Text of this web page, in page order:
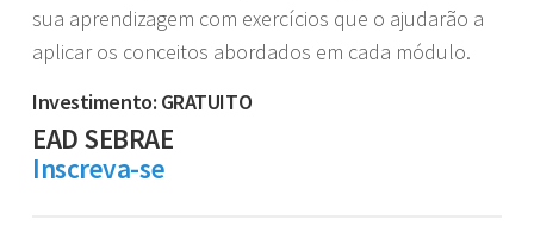
sua aprendizagem com exercícios que o ajudarão a
aplicar os conceitos abordados em cada módulo.
Investimento: GRATUITO
EAD SEBRAE
Inscreva-se